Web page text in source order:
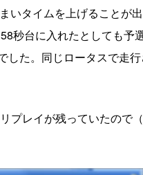
いタイムを上げることが
秒台に入れたとしても予
た。同じロータスで走行
プレイが残っていたので